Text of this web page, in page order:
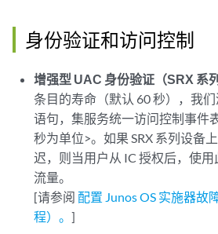
身份验证和访问控制
增强型 UAC 身份验证（SRX 系列
条目的寿命（默认 60 秒），我
语句，集服务统一访问控制事件
秒为单位>。如果 SRX 系列设备
迟，则当用户从 IC 授权后，使
流量。
[请参阅 配置 Junos OS 实施器故
程）。]